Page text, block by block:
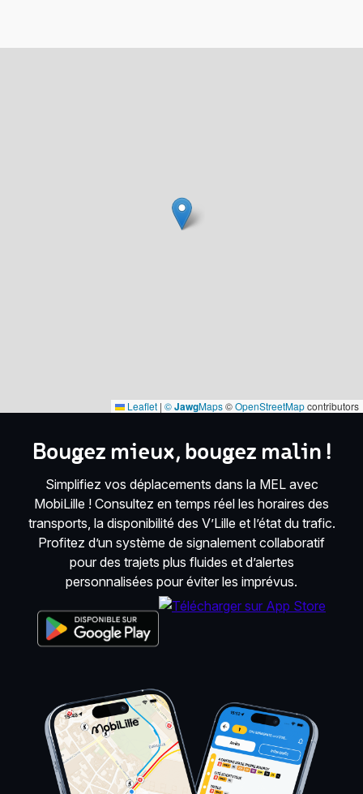
Leaflet | ©JawgMaps©OpenStreetMapcontributors
Bougez mieux, bougez malin !
Simplifiez vos déplacements dans la MEL avec
MobiLille ! Consultez en temps réel les horaires des
transports, la disponibilité des V’Lille et l’état du trafic.
Profitez d’un système de signalement collaboratif
pour des trajets plus fluides et d’alertes
personnalisées pour éviter les imprévus.